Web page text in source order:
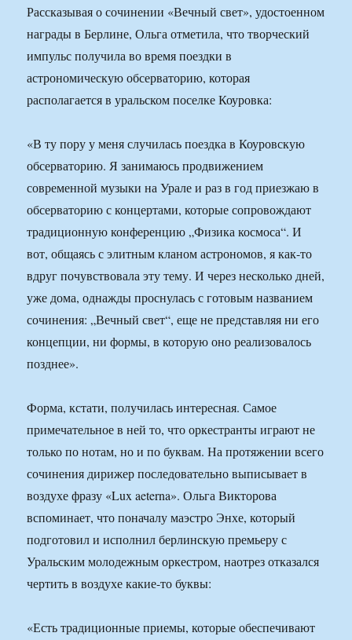
Рассказывая о сочинении «Вечный свет», удостоенном
награды в Берлине, Ольга отметила, что творческий
импульс получила во время поездки в
астрономическую обсерваторию, которая
располагается в уральском поселке Коуровка:
«В ту пору у меня случилась поездка в Коуровскую
обсерваторию. Я занимаюсь продвижением
современной музыки на Урале и раз в год приезжаю в
обсерваторию с концертами, которые сопровождают
традиционную конференцию „Физика космоса“. И
вот, общаясь с элитным кланом астрономов, я как-то
вдруг почувствовала эту тему. И через несколько дней,
уже дома, однажды проснулась с готовым названием
сочинения: „Вечный свет“, еще не представляя ни его
концепции, ни формы, в которую оно реализовалось
позднее».
Форма, кстати, получилась интересная. Самое
примечательное в ней то, что оркестранты играют не
только по нотам, но и по буквам. На протяжении всего
сочинения дирижер последовательно выписывает в
воздухе фразу «Lux aeterna». Ольга Викторова
вспоминает, что поначалу маэстро Энхе, который
подготовил и исполнил берлинскую премьеру с
Уральским молодежным оркестром, наотрез отказался
чертить в воздухе какие-то буквы:
«Есть традиционные приемы, которые обеспечивают